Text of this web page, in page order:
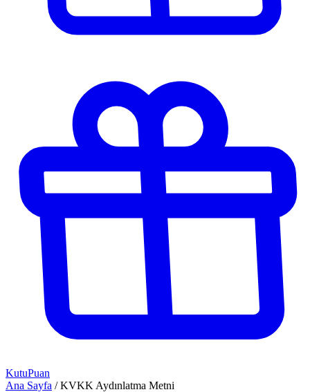
KutuPuan
Ana Sayfa / KVKK Aydınlatma Metni